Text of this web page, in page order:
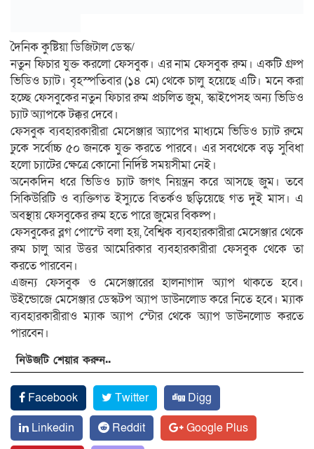
দৈনিক কুষ্টিয়া ডিজিটাল ডেস্ক/
নতুন ফিচার যুক্ত করলো ফেসবুক। এর নাম ফেসবুক রুম। একটি গ্রুপ
ভিডিও চ্যাট। বৃহস্পতিবার (১৪ মে) থেকে চালু হয়েছে এটি। মনে করা
হচ্ছে ফেসবুকের নতুন ফিচার রুম প্রচলিত জুম, স্কাইপেসহ অন্য ভিডিও
চ্যাট অ্যাপকে টক্কর দেবে।
ফেসবুক ব্যবহারকারীরা মেসেঞ্জার অ্যাপের মাধ্যমে ভিডিও চ্যাট রুমে
ঢুকে সর্বোচ্চ ৫০ জনকে যুক্ত করতে পারবে। এর সবথেকে বড় সুবিধা
হলো চ্যাটের ক্ষেত্রে কোনো নির্দিষ্ট সময়সীমা নেই।
অনেকদিন ধরে ভিডিও চ্যাট জগৎ নিয়ন্ত্রন করে আসছে জুম। তবে
সিকিউরিটি ও ব্যক্তিগত ইস্যুতে বিতর্কও ছড়িয়েছে গত দুই মাস। এ
অবস্থায় ফেসবুকের রুম হতে পারে জুমের বিকল্প।
ফেসবুকের ব্লগ পোস্টে বলা হয়, বৈশ্বিক ব্যবহারকারীরা মেসেঞ্জার থেকে
রুম চালু আর উত্তর আমেরিকার ব্যবহারকারীরা ফেসবুক থেকে তা
করতে পারবেন।
এজন্য ফেসবুক ও মেসেঞ্জারের হালনাগাদ অ্যাপ থাকতে হবে।
উইন্ডোজে মেসেঞ্জার ডেস্কটপ অ্যাপ ডাউনলোড করে নিতে হবে। ম্যাক
ব্যবহারকারীরাও ম্যাক অ্যাপ স্টোর থেকে অ্যাপ ডাউনলোড করতে
পারবেন।
নিউজটি শেয়ার করুন..
Facebook Twitter
Digg
Linkedin
Reddit
Google Plus